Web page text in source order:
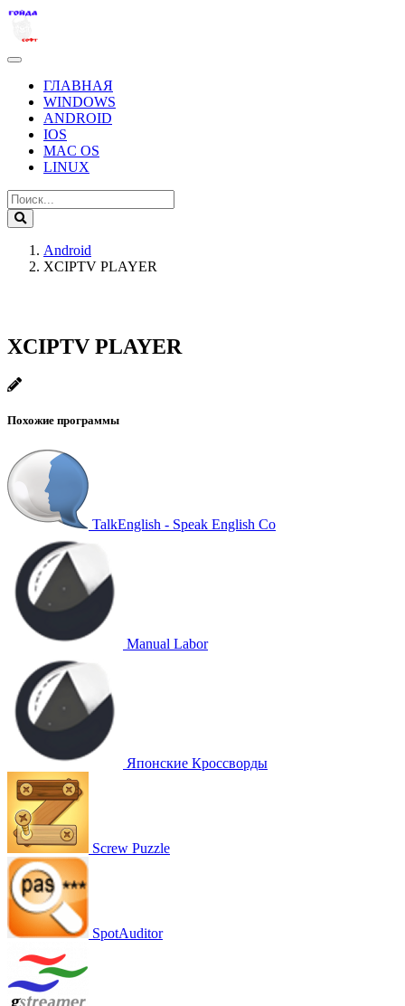
ГЛАВНАЯ
WINDOWS
ANDROID
IOS
MAC OS
LINUX
Android
XCIPTV PLAYER
XCIPTV PLAYER
Похожие программы
TalkEnglish - Speak English Co
Manual Labor
Японские Кроссворды
Screw Puzzle
SpotAuditor